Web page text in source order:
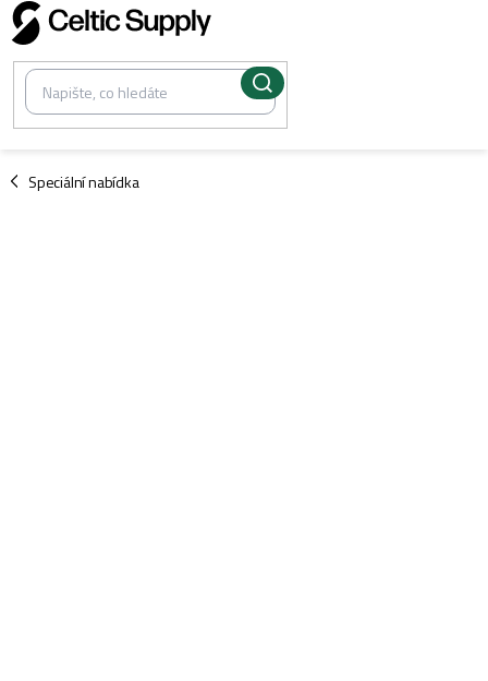
Přejít
na
obsah
Speciální nabídka
/